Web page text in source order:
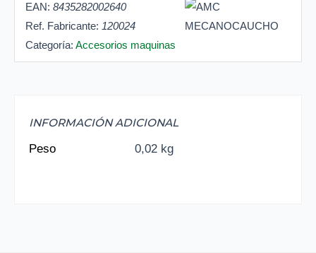
EAN: 8435282002640
Ref. Fabricante: 120024
Categoría: Accesorios maquinas
INFORMACIÓN ADICIONAL
Peso
0,02 kg